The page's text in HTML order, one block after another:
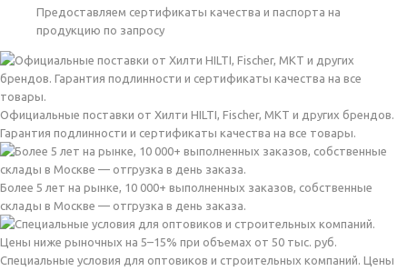
Предоставляем сертификаты качества и паспорта на
продукцию по запросу
Официальные поставки от Хилти HILTI, Fischer, MKT и других брендов.
Гарантия подлинности и сертификаты качества на все товары.
Более 5 лет на рынке, 10 000+ выполненных заказов, собственные
склады в Москве — отгрузка в день заказа.
Специальные условия для оптовиков и строительных компаний. Цены